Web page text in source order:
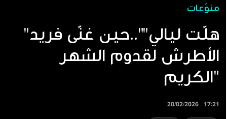
منوّعات
"هلّت ليالي""..حين غنّى فريد
الأطرش لقدوم الشهر
الكريم"
20/02/2026 - 17:21